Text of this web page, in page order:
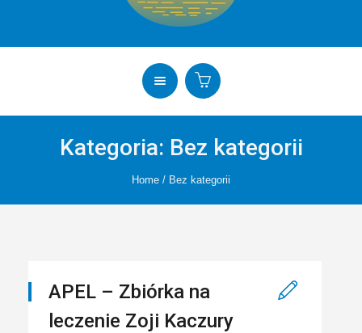
Kategoria: Bez kategorii
Home / Bez kategorii
APEL – Zbiórka na
leczenie Zoji Kaczury